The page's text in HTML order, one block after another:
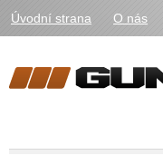
Úvodní strana O nás